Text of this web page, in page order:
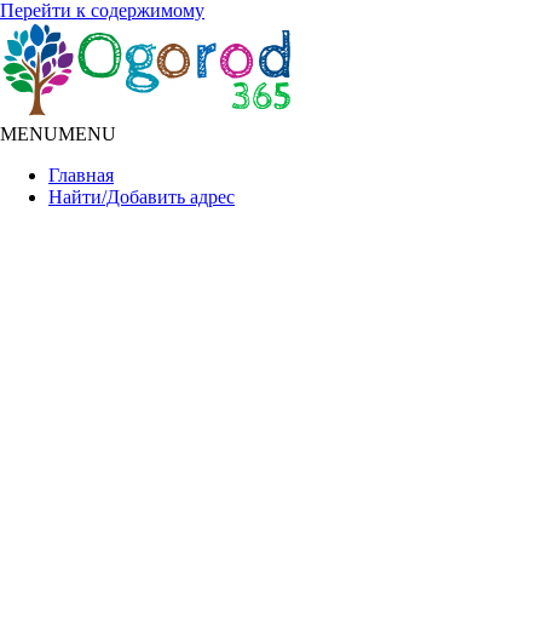
Перейти к содержимому
MENUMENU
Главная
Найти/Добавить адрес